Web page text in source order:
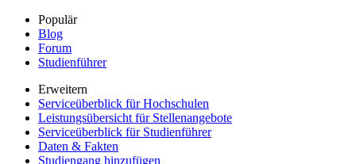
Populär
Blog
Forum
Studienführer
Erweitern
Serviceüberblick für Hochschulen
Leistungsübersicht für Stellenangebote
Serviceüberblick für Studienführer
Daten & Fakten
Studiengang hinzufügen